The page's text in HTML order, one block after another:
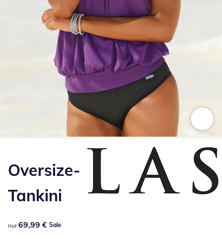
Oversize-
Tankini
69,99 €
nur 69,99 € Sale